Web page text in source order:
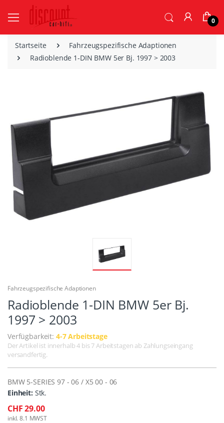
0
Startseite
Fahrzeugspezifische Adaptionen
Radioblende 1-DIN BMW 5er Bj. 1997 > 2003
Fahrzeugspezifische Adaptionen
Radioblende 1-DIN BMW 5er Bj.
1997 > 2003
Verfügbarkeit: 4-7 Arbeitstage
Der Artikel ist innerhalb 4 bis 7 Arbeitstagen ab Zahlungseingang
versandfertig.
BMW 5-SERIES 97 - 06 / X5 00 - 06
Einheit: Stk.
CHF 29.00
inkl. 8.1 MWST